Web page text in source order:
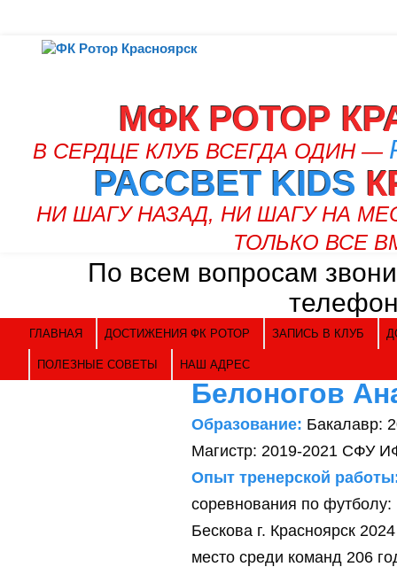
МФК РОТОР
В СЕРДЦЕ КЛУБ ВСЕГДА ОДИН —
РАССВЕТ KIDS
НИ ШАГУ НАЗАД, НИ ШАГУ НА
ТОЛЬКО ВСЕ
По всем вопросам
ГЛАВНАЯ ДОСТИЖЕНИЯ ФК РОТОР ЗАПИСЬ В КЛУБ
ПОЛЕЗНЫЕ СОВЕТЫ НАШ АДРЕС
Белоногов
Образование: Бакалавр:
Магистр: 2019-2021 СФУ
Опыт тренерской
соревнования по футболу:
Бескова г. Красноярск
место среди команд 206